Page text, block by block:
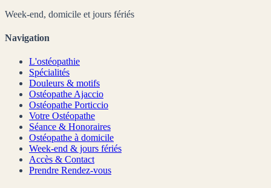
Week-end, domicile et jours fériés
Navigation
L'ostéopathie
Spécialités
Douleurs & motifs
Ostéopathe Ajaccio
Ostéopathe Porticcio
Votre Ostéopathe
Séance & Honoraires
Ostéopathe à domicile
Week-end & jours fériés
Accès & Contact
Prendre Rendez-vous